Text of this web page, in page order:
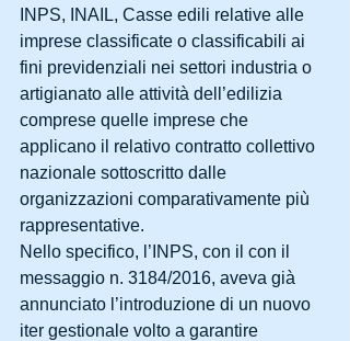
INPS, INAIL, Casse edili relative alle
imprese classificate o classificabili ai
fini previdenziali nei settori industria o
artigianato alle attività dell’edilizia
comprese quelle imprese che
applicano il relativo contratto collettivo
nazionale sottoscritto dalle
organizzazioni comparativamente più
rappresentative.
Nello specifico, l’INPS, con il con il
messaggio n. 3184/2016, aveva già
annunciato l’introduzione di un nuovo
iter gestionale volto a garantire